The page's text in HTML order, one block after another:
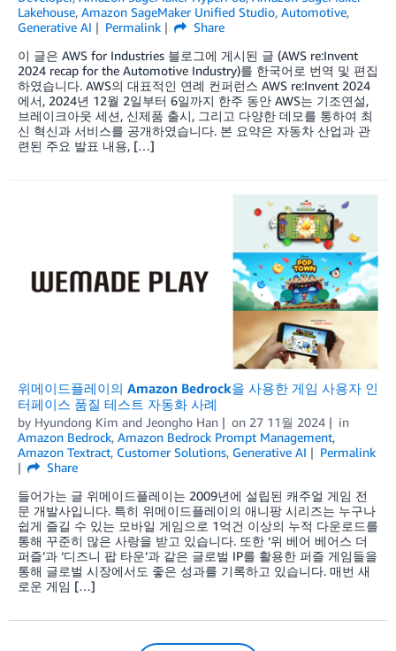
Lakehouse, Amazon SageMaker Unified Studio, Automotive,
Generative AI
Permalink
Share
이 글은 AWS for Industries 블로그에 게시된 글 (AWS re:Invent
2024 recap for the Automotive Industry)를 한국어로 번역 및 편집
하였습니다. AWS의 대표적인 연례 컨퍼런스 AWS re:Invent 2024
에서, 2024년 12월 2일부터 6일까지 한주 동안 AWS는 기조연설,
브레이크아웃 세션, 신제품 출시, 그리고 다양한 데모를 통하여 최
신 혁신과 서비스를 공개하였습니다. 본 요약은 자동차 산업과 관
련된 주요 발표 내용, […]
위메이드플레이의 Amazon Bedrock을 사용한 게임 사용자 인
터페이스 품질 테스트 자동화 사례
by Hyundong Kim and Jeongho Han on 27 11월 2024
in
Amazon Bedrock, Amazon Bedrock Prompt Management,
Amazon Textract, Customer Solutions, Generative AI
Permalink
Share
들어가는 글 위메이드플레이는 2009년에 설립된 캐주얼 게임 전
문 개발사입니다. 특히 위메이드플레이의 애니팡 시리즈는 누구나
쉽게 즐길 수 있는 모바일 게임으로 1억건 이상의 누적 다운로드를
통해 꾸준히 많은 사랑을 받고 있습니다. 또한 ‘위 베어 베어스 더
퍼즐’과 ‘디즈니 팝 타운’과 같은 글로벌 IP를 활용한 퍼즐 게임들을
통해 글로벌 시장에서도 좋은 성과를 기록하고 있습니다. 매번 새
로운 게임 […]